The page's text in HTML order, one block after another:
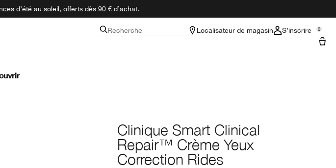
d’été au soleil, offerts dès 90 € d’achat.
Recherche Localisateur de magasin S’inscrire 0
Clinique Smart Clinical
Repair™ Crème Yeux
Correction Rides